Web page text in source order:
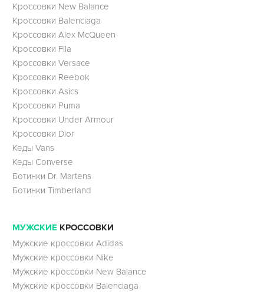
Кроссовки New Balance
Кроссовки Balenciaga
Кроссовки Alex McQueen
Кроссовки Fila
Кроссовки Versace
Кроссовки Reebok
Кроссовки Asics
Кроссовки Puma
Кроссовки Under Armour
Кроссовки Dior
Кеды Vans
Кеды Converse
Ботинки Dr. Martens
Ботинки Timberland
МУЖСКИЕ КРОССОВКИ
Мужские кроссовки Adidas
Мужские кроссовки Nike
Мужские кроссовки New Balance
Мужские кроссовки Balenciaga